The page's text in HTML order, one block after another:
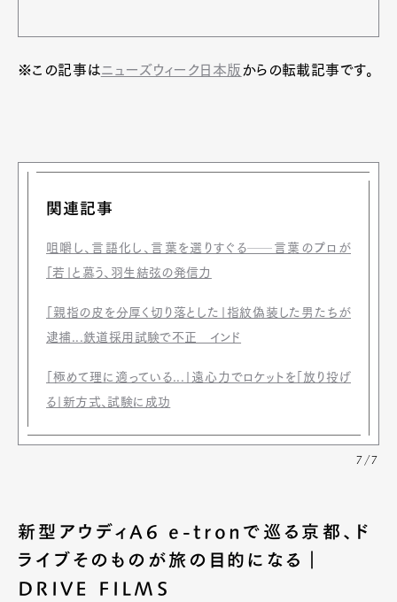
※この記事はニューズウィーク日本版 からの転載記事です。
関連記事
咀嚼し、言語化し、言葉を選りすぐる──言葉のプロが
「若」と慕う、羽生結弦の発信力
「親指の皮を分厚く切り落とした」指紋偽装した男たちが
逮捕...鉄道採用試験で不正 インド
「極めて理に適っている...」遠心力でロケットを「放り投げ
る」新方式、試験に成功
7/7
新型アウディA6 e-tronで巡る京都、ド
ライブそのものが旅の目的になる｜
DRIVE FILMS